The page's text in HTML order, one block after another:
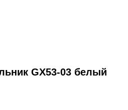
GX53-03 белый